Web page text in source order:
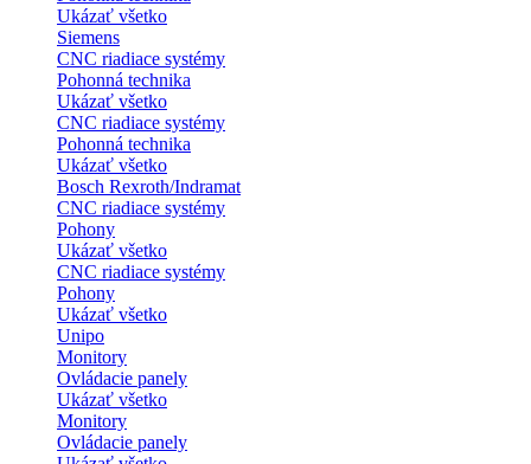
Ukázať všetko
Siemens
CNC riadiace systémy
Pohonná technika
Ukázať všetko
CNC riadiace systémy
Pohonná technika
Ukázať všetko
Bosch Rexroth/Indramat
CNC riadiace systémy
Pohony
Ukázať všetko
CNC riadiace systémy
Pohony
Ukázať všetko
Unipo
Monitory
Ovládacie panely
Ukázať všetko
Monitory
Ovládacie panely